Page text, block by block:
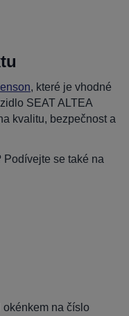
, které je vhodné
SEAT ALTEA
kvalitu, bezpečnost a
Podívejte se také na
okénkem na číslo